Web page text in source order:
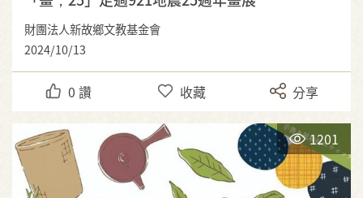
財團法人新故鄉文教基金會
2024/10/13
0 讚 收藏 分享
1201